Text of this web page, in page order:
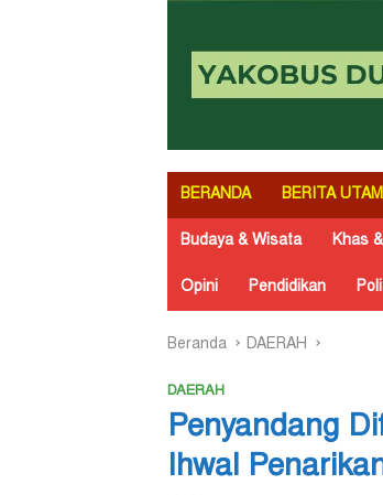
BERANDA BERITA
Budaya & Wisata Khas
Opini Pendidikan
Beranda DAERAH
DAERAH
Penyandang
Ihwal